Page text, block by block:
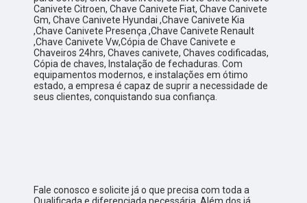
Canivete Citroen, Chave Canivete Fiat, Chave Canivete
Gm, Chave Canivete Hyundai ,Chave Canivete Kia
,Chave Canivete Presença ,Chave Canivete Renault
,Chave Canivete Vw,Cópia de Chave Canivete e
Chaveiros 24hrs, Chaves canivete, Chaves codificadas,
Cópia de chaves, Instalação de fechaduras. Com
equipamentos modernos, e instalações em ótimo
estado, a empresa é capaz de suprir a necessidade de
seus clientes, conquistando sua confiança.
Fale conosco e solicite já o que precisa com toda a